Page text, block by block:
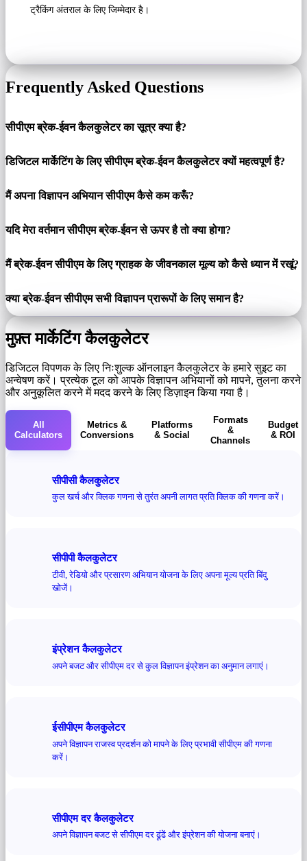
ट्रैकिंग अंतराल के लिए जिम्मेदार है।
Frequently Asked Questions
सीपीएम ब्रेक-ईवन कैलकुलेटर का सूत्र क्या है?
डिजिटल मार्केटिंग के लिए सीपीएम ब्रेक-ईवन कैलकुलेटर क्यों महत्वपूर्ण है?
मैं अपना विज्ञापन अभियान सीपीएम कैसे कम करूँ?
यदि मेरा वर्तमान सीपीएम ब्रेक-ईवन से ऊपर है तो क्या होगा?
मैं ब्रेक-ईवन सीपीएम के लिए ग्राहक के जीवनकाल मूल्य को कैसे ध्यान में रखूं?
क्या ब्रेक-ईवन सीपीएम सभी विज्ञापन प्रारूपों के लिए समान है?
मुफ़्त मार्केटिंग कैलकुलेटर
डिजिटल विपणक के लिए निःशुल्क ऑनलाइन कैलकुलेटर के हमारे सुइट का
अन्वेषण करें। प्रत्येक टूल को आपके विज्ञापन अभियानों को मापने, तुलना करने
और अनुकूलित करने में मदद करने के लिए डिज़ाइन किया गया है।
All
Calculators
Metrics &
Conversions
Platforms
& Social
Formats
&
Channels
Budget
& ROI
सीपीसी कैलकुलेटर
कुल खर्च और क्लिक गणना से तुरंत अपनी लागत प्रति क्लिक की गणना करें।
सीपीपी कैलकुलेटर
टीवी, रेडियो और प्रसारण अभियान योजना के लिए अपना मूल्य प्रति बिंदु
खोजें।
इंप्रेशन कैलकुलेटर
अपने बजट और सीपीएम दर से कुल विज्ञापन इंप्रेशन का अनुमान लगाएं।
ईसीपीएम कैलकुलेटर
अपने विज्ञापन राजस्व प्रदर्शन को मापने के लिए प्रभावी सीपीएम की गणना
करें।
सीपीएम दर कैलकुलेटर
अपने विज्ञापन बजट से सीपीएम दर ढूंढें और इंप्रेशन की योजना बनाएं।